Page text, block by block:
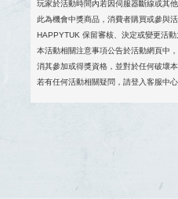
玩家於活動時間內若因伺服器斷線或其
此為機會中獎商品，消費者購買或參與
HAPPYTUK 保留審核、決定或變更活
本活動相關注意事項公告於活動網頁中
消其參加或得獎資格，並對於任何破壞
若有任何活動相關疑問，請登入客服中